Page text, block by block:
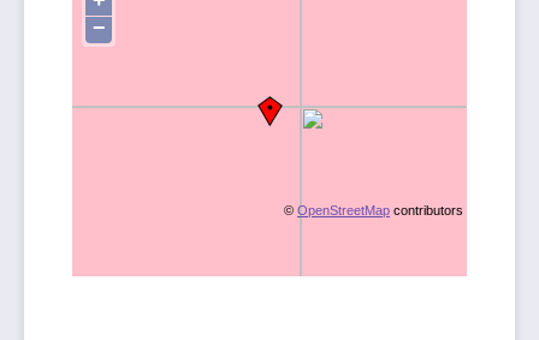
−
© OpenStreetMap contributors